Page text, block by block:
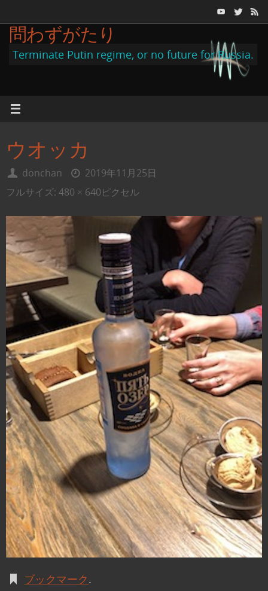
ン
ッ
問わずがたり
Terminate Putin regime, or no future for Russia.
ウオッカ
donchan
2019年11月25日
フルサイズ: 480 × 640ピクセル
ブックマーク.